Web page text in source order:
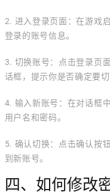
2. 进入登录页面：在游戏
登录的账号信息。
3. 切换账号：点击登录页
话框，提示你是否确定要切
4. 输入新账号：在对话框
用户名和密码。
5. 确认切换：点击确认按
到新账号。
四、如何修改